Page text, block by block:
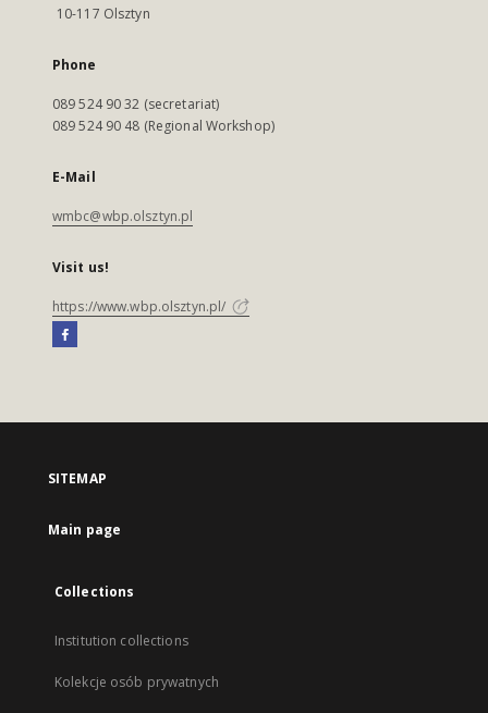
10-117 Olsztyn
Phone
089 524 90 32 (secretariat)
089 524 90 48 (Regional Workshop)
E-Mail
wmbc@wbp.olsztyn.pl
Visit us!
https://www.wbp.olsztyn.pl/
SITEMAP
Main page
Collections
Institution collections
Kolekcje osób prywatnych